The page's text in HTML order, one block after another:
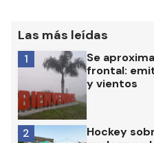
Las más leídas
Se
frontal:
y vientos
1
Hockey
2